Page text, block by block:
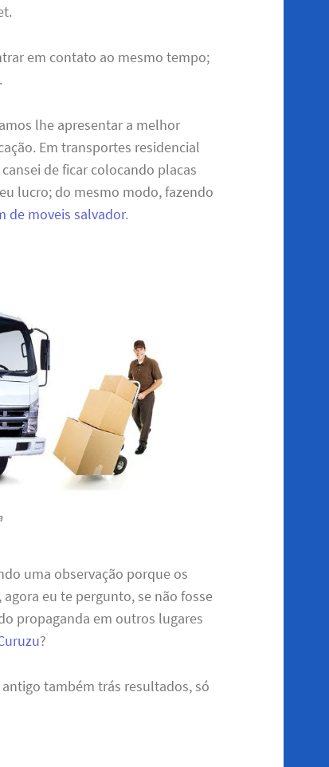
em contato ao mesmo tempo;
lhe apresentar a melhor
Em transportes residencial
de ficar colocando placas
lucro; do mesmo modo, fazendo
de moveis salvador.
uma observação porque os
eu te pergunto, se não fosse
propaganda em outros lugares
?
também trás resultados, só